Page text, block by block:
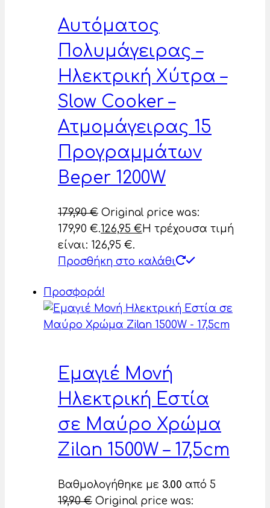
Αυτόματος
Πολυμάγειρας –
Ηλεκτρική Χύτρα –
Slow Cooker –
Ατμομάγειρας 15
Προγραμμάτων
Beper 1200W
179,90€ Original price was:
179,90 €.126,95 €Η τρέχουσα τιμή
είναι: 126,95 €.
Προσθήκη στο καλάθι
Προσφορά!
Εμαγιέ Μονή
Ηλεκτρική Εστία
σε Μαύρο Χρώμα
Zilan 1500W – 17,5cm
Βαθμολογήθηκε με 3.00 από 5
19,90€ Original price was: